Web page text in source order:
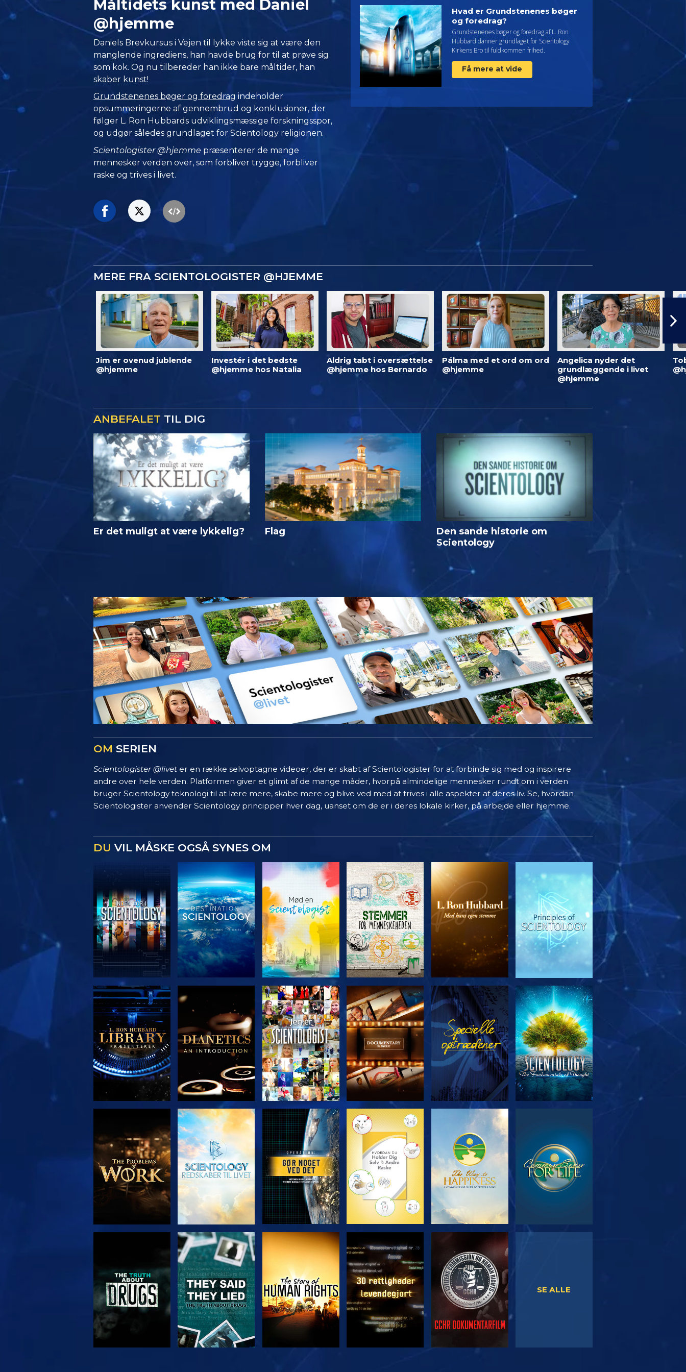
Måltidets kunst med Daniel
@hjemme
Daniels Brevkursus i Vejen til lykke viste sig at være den
manglende ingrediens, han havde brug for til at prøve sig
som kok. Og nu tilbereder han ikke bare måltider, han
skaber kunst!
Grundstenenes bøger og foredrag indeholder
opsummeringerne af gennembrud og konklusioner, der
følger L. Ron Hubbards udviklingsmæssige forskningsspor,
og udgør således grundlaget for Scientology religionen.
Scientologister @hjemme præsenterer de mange
mennesker verden over, som forbliver trygge, forbliver
raske og trives i livet.
Hvad er Grundstenenes bøger
og foredrag?
Grundstenenes bøger og foredrag af L. Ron
Hubbard danner grundlaget for Scientology
Kirkens Bro til fuldkommen frihed.
Få mere at vide
MERE FRA SCIENTOLOGISTER @HJEMME
Jim er ovenud jublende
@hjemme
Investér i det bedste
@hjemme hos Natalia
Aldrig tabt i oversættelse
@hjemme hos Bernardo
Pálma med et ord om ord
@hjemme
Angelica nyder det
grundlæggende i livet
@hjemme
ANBEFALET TIL DIG
Er det muligt at være lykkelig? Flag
Den sande historie om
Scientology
OM SERIEN
Scientologister @livet er en række selvoptagne videoer, der er skabt af Scientologister for at forbinde sig med og inspirere
andre over hele verden. Platformen giver et glimt af de mange måder, hvorpå almindelige mennesker rundt om i verden
bruger Scientology teknologi til at lære mere, skabe mere og blive ved med at trives i alle aspekter af deres liv. Se, hvordan
Scientologister anvender Scientology principper hver dag, uanset om de er i deres lokale kirker, på arbejde eller hjemme.
DU VIL MÅSKE OGSÅ SYNES OM
UDFORSK SERIEN UDFORSK SERIEN UDFORSK SERIEN UDFORSK SERIEN UDFORSK SERIEN SE
UDFORSK SERIEN SE UDFORSK SERIEN UDFORSK SERIEN UDFORSK SERIEN
SE SE SE
SE ALLE